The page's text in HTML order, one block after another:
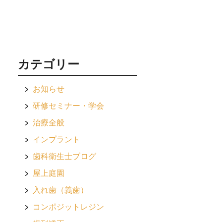
カテゴリー
お知らせ
研修セミナー・学会
治療全般
インプラント
歯科衛生士ブログ
屋上庭園
入れ歯（義歯）
コンポジットレジン